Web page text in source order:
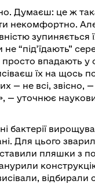
Думаєш: це ж
некомфортно.
зупиняється
“під’їдають”
просто впадають у
їх на щось
— не всі, звісно, —
— уточнює
бактерії
Для цього
пляшки з
відбирали